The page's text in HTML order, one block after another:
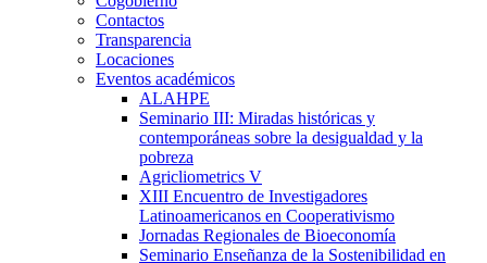
Contactos
Transparencia
Locaciones
Eventos académicos
ALAHPE
Seminario III: Miradas históricas y
contemporáneas sobre la desigualdad y la
pobreza
Agricliometrics V
XIII Encuentro de Investigadores
Latinoamericanos en Cooperativismo
Jornadas Regionales de Bioeconomía
Seminario Enseñanza de la Sostenibilidad en